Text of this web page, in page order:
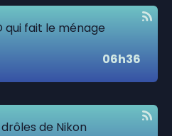
qui fait le ménage
06h36
de Nikon